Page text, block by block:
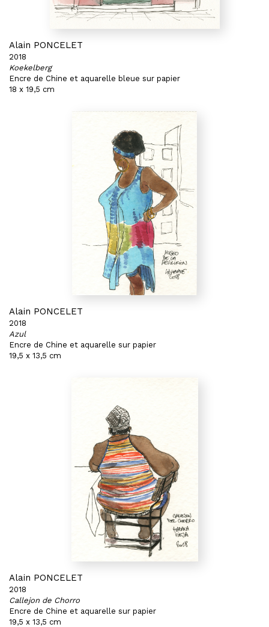
Alain PONCELET
2018
Koekelberg
Encre de Chine et aquarelle bleue sur papier
18 x 19,5 cm
Alain PONCELET
2018
Azul
Encre de Chine et aquarelle sur papier
19,5 x 13,5 cm
Alain PONCELET
2018
Callejon de Chorro
Encre de Chine et aquarelle sur papier
19,5 x 13,5 cm